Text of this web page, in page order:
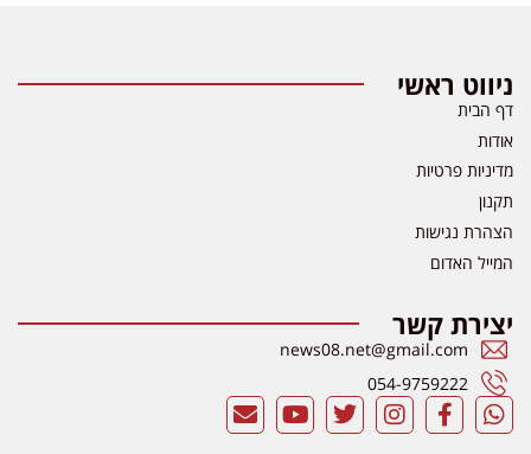
ניווט ראשי
דף הבית
אודות
מדיניות פרטיות
תקנון
הצהרת נגישות
המייל האדום
יצירת קשר
news08.net@gmail.com
054-9759222